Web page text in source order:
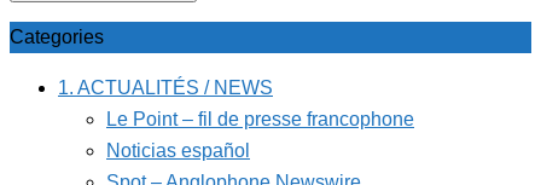
Categories
1. ACTUALITÉS / NEWS
Le Point – fil de presse francophone
Noticias español